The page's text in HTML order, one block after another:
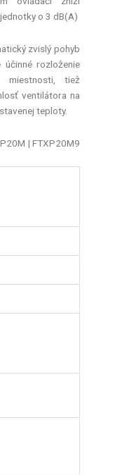
o 3 dB(A)
zvislý pohyb
rozloženie
tiež
ventilátora na
teploty.
| FTXP20M9